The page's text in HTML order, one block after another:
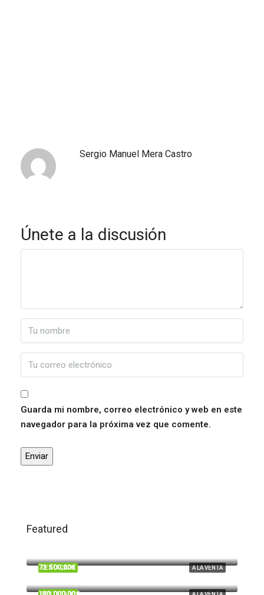
Sergio Manuel Mera Castro
Únete a la discusión
Guarda mi nombre, correo electrónico y web en este
navegador para la próxima vez que comente.
Featured
A LA VENTA
DESTACADO
71.500,00€